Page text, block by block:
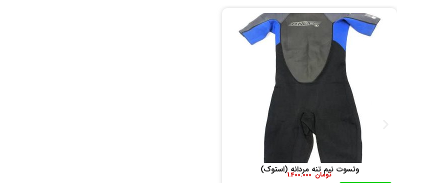
وتسوت نیم تنه مردانه (استوک)
تومان 1.400.000